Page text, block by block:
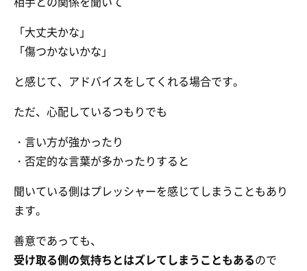
「大丈夫かな」
「傷つかないかな」
と感じて、アドバイスをしてくれる場合です。
ただ、心配しているつもりでも
・言い方が強かったり
・否定的な言葉が多かったりすると
聞いている側はプレッシャーを感じてしまうこともあり
ます。
善意であっても、
受け取る側の気持ちとはズレてしまうこともあるので